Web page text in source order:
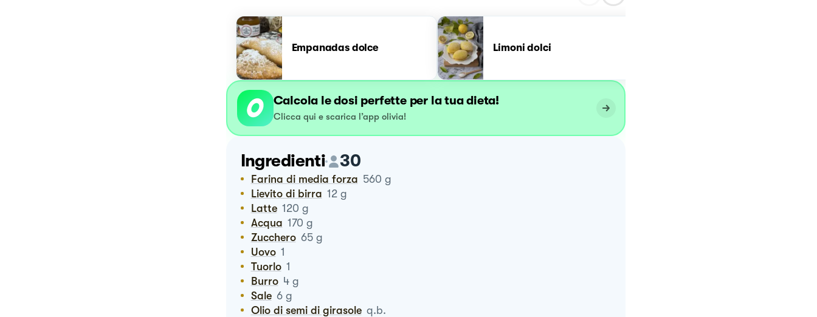
Empanadas dolce Limoni dolci
Calcola le dosi perfette per la tua dieta!
Clicca qui e scarica l’app olivia!
Ingredienti 30
Farina di media forza 560 g
Lievito di birra 12 g
Latte 120 g
Acqua 170 g
Zucchero 65 g
Uovo 1
Tuorlo 1
Burro 4 g
Sale 6 g
Olio di semi di girasole q.b.